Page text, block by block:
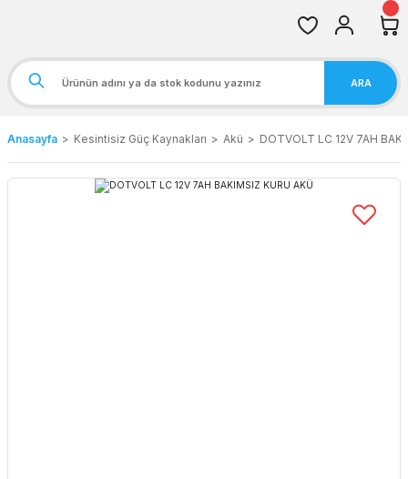
ARA
Anasayfa Kesintisiz Güç Kaynakları Akü DOTVOLT LC 12V 7AH